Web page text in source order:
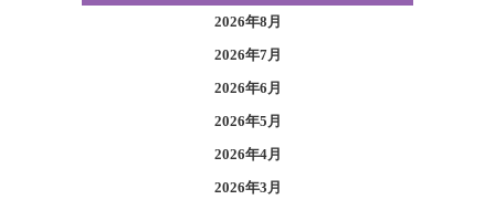
2026年8月
2026年7月
2026年6月
2026年5月
2026年4月
2026年3月